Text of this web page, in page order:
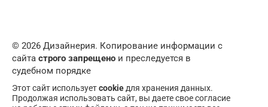
© 2026 Дизайнерия. Копирование информации с
сайта строго запрещено и преследуется в
судебном порядке
Этот сайт используетcookieдля хранения данных.
Продолжая использовать сайт, вы даете свое согласие